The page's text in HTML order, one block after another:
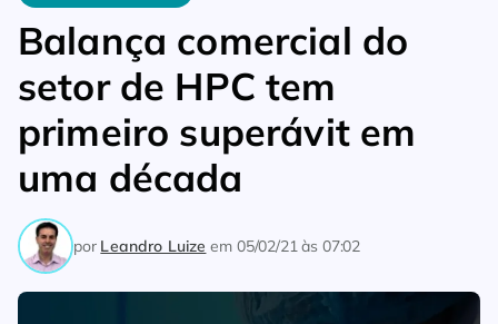
Balança comercial do
setor de HPC tem
primeiro superávit em
uma década
por Leandro Luize em 05/02/21 às 07:02